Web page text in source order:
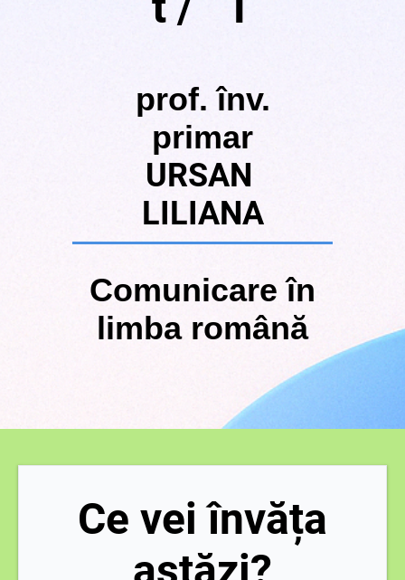
prof. înv.
primar
URSAN
LILIANA
Comunicare în
limba română
Ce vei învăța